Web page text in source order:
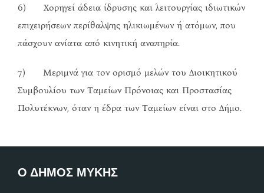
6) Χορηγεί άδεια ίδρυσης και λειτουργίας ιδιωτικών
επιχειρήσεων περίθαλψης ηλικιωμένων ή ατόμων, που
πάσχουν ανίατα από κινητική αναπηρία.
7) Μεριμνά για τον ορισμό μελών του Διοικητικού
Συμβουλίου των Ταμείων Πρόνοιας και Προστασίας
Πολυτέκνων, όταν η έδρα των Ταμείων είναι στο Δήμο.
Ο ΔΗΜΟΣ ΜΥΚΗΣ